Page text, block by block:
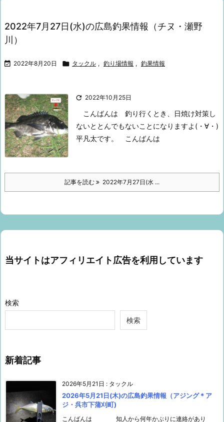
2022年7月27日(水)の広島釣果情報（チヌ・瀬野
川）
 2022年8月20日  タックル , 釣り場情報 , 釣果情報
 2022年10月25日
こんばんは
釣り行くとき、日焼け対策し
ないと とんでもないことになりますよ(・∀・)
平凡太です。
こんばんは
記事を読む 2022年7月27日(水 ...
当サイトはアフィリエイト広告を利用しています
検索
検索
新着記事
2026年5月21日 : タックル
2026年5月21日(木)の広島釣果情報（アジング＊ア
ジ・呉市下蒲刈町)
こんばんは 知人から何年かぶりに連絡があり